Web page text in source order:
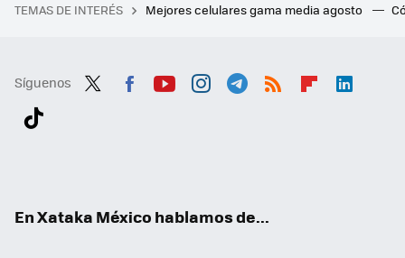
TEMAS DE INTERÉS Mejores celulares gama media agosto
Síguenos
En Xataka México hablamos de...